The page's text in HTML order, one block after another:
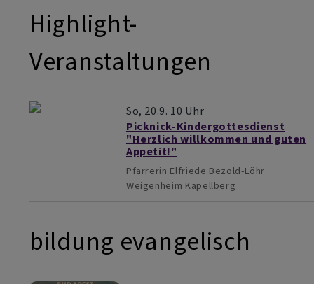
Highlight-
Veranstaltungen
So, 20.9. 10 Uhr
Picknick-Kindergottesdienst
"Herzlich willkommen und guten
Appetit!"
Pfarrerin Elfriede Bezold-Löhr
Weigenheim Kapellberg
bildung evangelisch